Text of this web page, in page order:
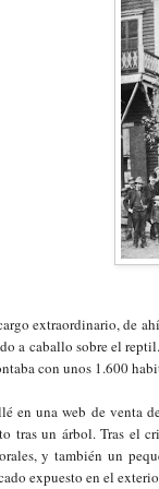
extraordinario, de
a caballo sobre el
con unos 1.600
en una web de venta
tras un árbol. Tras el
y también un
expuesto en el